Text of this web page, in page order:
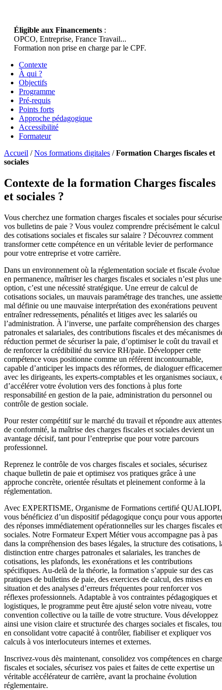
Éligible aux Financements :
OPCO, Entreprise, France Travail...
Formation non prise en charge par le CPF.
Contexte
À qui ?
Objectifs
Programme
Pré-requis
Points forts
Approche pédagogique
Accessibilité
Formateur
Accueil /Nos formations digitales /Formation Charges fiscales et
sociales
Contexte de la formation Charges fiscales
et sociales ?
Vous cherchez une formation charges fiscales et sociales pour
vos bulletins de paie ? Vous voulez comprendre précisément le calcul
des cotisations sociales et fiscales sur salaire ? Découvrez comment
transformer cette compétence en un véritable levier de performance
pour votre entreprise et votre carrière.
Dans un environnement où la réglementation sociale et fiscale évolue
en permanence, maîtriser les charges fiscales et sociales n’est plus une
option, c’est une nécessité stratégique. Une erreur de calcul de
cotisations sociales, un mauvais paramétrage des tranches, une assiette
mal définie ou une mauvaise interprétation des exonérations peuvent
entraîner redressements, pénalités et litiges avec les salariés ou
l’administration. À l’inverse, une parfaite compréhension des charges
patronales et salariales, des contributions fiscales et des mécanismes
réduction permet de sécuriser la paie, d’optimiser le coût du travail et
de renforcer la crédibilité du service RH/paie. Développer cette
compétence vous positionne comme un référent incontournable,
capable d’anticiper les impacts des réformes, de dialoguer
avec les dirigeants, les experts-comptables et les organismes sociaux,
d’accélérer votre évolution vers des fonctions à plus forte
responsabilité en gestion de la paie, administration du personnel ou
contrôle de gestion sociale.
Pour rester compétitif sur le marché du travail et répondre aux attentes
de conformité, la maîtrise des charges fiscales et sociales devient un
avantage décisif, tant pour l’entreprise que pour votre parcours
professionnel.
Reprenez le contrôle de vos charges fiscales et sociales, sécurisez
chaque bulletin de paie et optimisez vos pratiques grâce à une
approche concrète, orientée résultats et pleinement conforme à la
réglementation.
Avec EXPERTISME, Organisme de Formations certifié QUALIOPI,
vous bénéficiez d’un dispositif pédagogique conçu pour vous
des réponses immédiatement opérationnelles sur les charges fiscales et
sociales. Notre Formateur Expert Métier vous accompagne pas à pas
dans la compréhension des bases légales, la structure des cotisations,
distinction entre charges patronales et salariales, les tranches de
cotisations, les plafonds, les exonérations et les contributions
spécifiques. Au-delà de la théorie, la formation s’appuie sur des cas
pratiques de bulletins de paie, des exercices de calcul, des mises en
situation et des analyses d’erreurs fréquentes pour renforcer vos
réflexes professionnels. Adaptable à vos contraintes pédagogiques et
logistiques, le programme peut être ajusté selon votre niveau, votre
convention collective ou la taille de votre structure. Vous développez
ainsi une vision claire et structurée des charges sociales et fiscales,
en consolidant votre capacité à contrôler, fiabiliser et expliquer vos
calculs à vos interlocuteurs internes et externes.
Inscrivez-vous dès maintenant, consolidez vos compétences en
fiscales et sociales, sécurisez vos paies et faites de cette expertise un
véritable accélérateur de carrière, avant la prochaine évolution
réglementaire.